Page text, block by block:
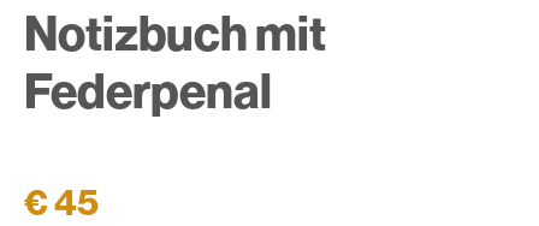
Notizbuch mit
Federpenal
€45